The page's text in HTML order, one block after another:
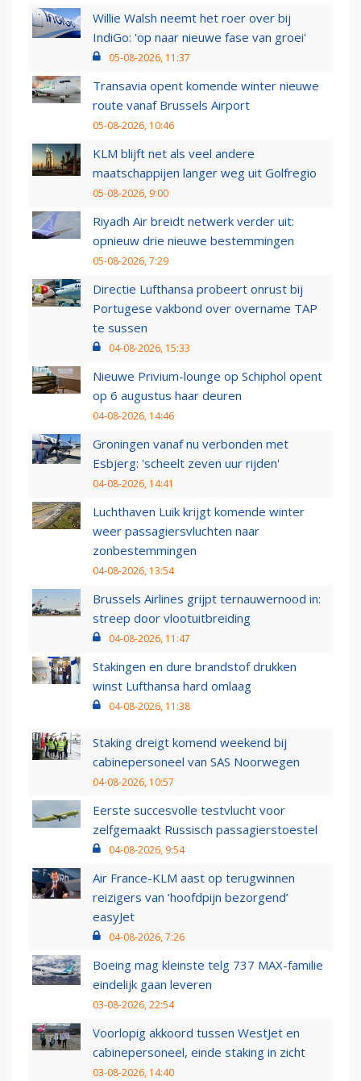
Willie Walsh neemt het roer over bij
IndiGo: 'op naar nieuwe fase van groei'
05-08-2026, 11:37
Transavia opent komende winter nieuwe
route vanaf Brussels Airport
05-08-2026, 10:46
KLM blijft net als veel andere
maatschappijen langer weg uit Golfregio
05-08-2026, 9:00
Riyadh Air breidt netwerk verder uit:
opnieuw drie nieuwe bestemmingen
05-08-2026, 7:29
Directie Lufthansa probeert onrust bij
Portugese vakbond over overname TAP
te sussen
04-08-2026, 15:33
Nieuwe Privium-lounge op Schiphol opent
op 6 augustus haar deuren
04-08-2026, 14:46
Groningen vanaf nu verbonden met
Esbjerg: 'scheelt zeven uur rijden'
04-08-2026, 14:41
Luchthaven Luik krijgt komende winter
weer passagiersvluchten naar
zonbestemmingen
04-08-2026, 13:54
Brussels Airlines grijpt ternauwernood in:
streep door vlootuitbreiding
04-08-2026, 11:47
Stakingen en dure brandstof drukken
winst Lufthansa hard omlaag
04-08-2026, 11:38
Staking dreigt komend weekend bij
cabinepersoneel van SAS Noorwegen
04-08-2026, 10:57
Eerste succesvolle testvlucht voor
zelfgemaakt Russisch passagierstoestel
04-08-2026, 9:54
Air France-KLM aast op terugwinnen
reizigers van ‘hoofdpijn bezorgend’
easyJet
04-08-2026, 7:26
Boeing mag kleinste telg 737 MAX-familie
eindelijk gaan leveren
03-08-2026, 22:54
Voorlopig akkoord tussen WestJet en
cabinepersoneel, einde staking in zicht
03-08-2026, 14:40